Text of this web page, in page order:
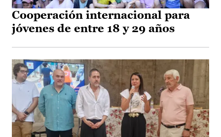
Cooperación internacional para
jóvenes de entre 18 y 29 años